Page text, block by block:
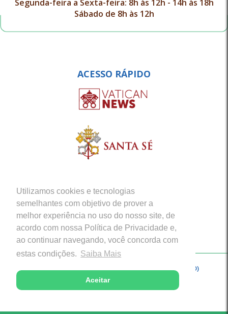
Utilizamos cookies e tecnologias
semelhantes com objetivo de prover a
melhor experiência no uso do nosso site, de
acordo com nossa Política de Privacidade e,
ao continuar navegando, você concorda com
estas condições. Saiba Mais
Aceitar
Segunda-feira a Sexta-feira: 8h às 12h - 14h às 18h
Sábado de 8h às 12h
ACESSO RÁPIDO
Copyright © 2026 - Arquidiocese de Porto Velho (RO)
Desenvolvido com excelência por